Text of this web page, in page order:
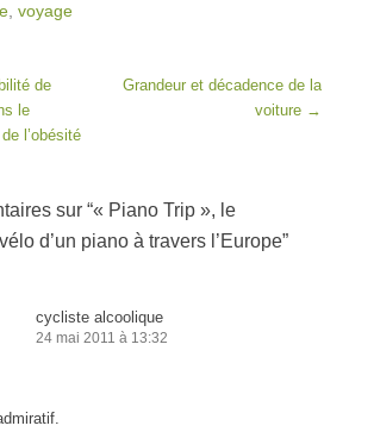
, voyage
de
le
l’obésité
Grandeur et décadence de la
voiture →
sur “« Piano Trip », le
d’un piano à travers l’Europe”
cycliste alcoolique
24 mai 2011 à 13:32